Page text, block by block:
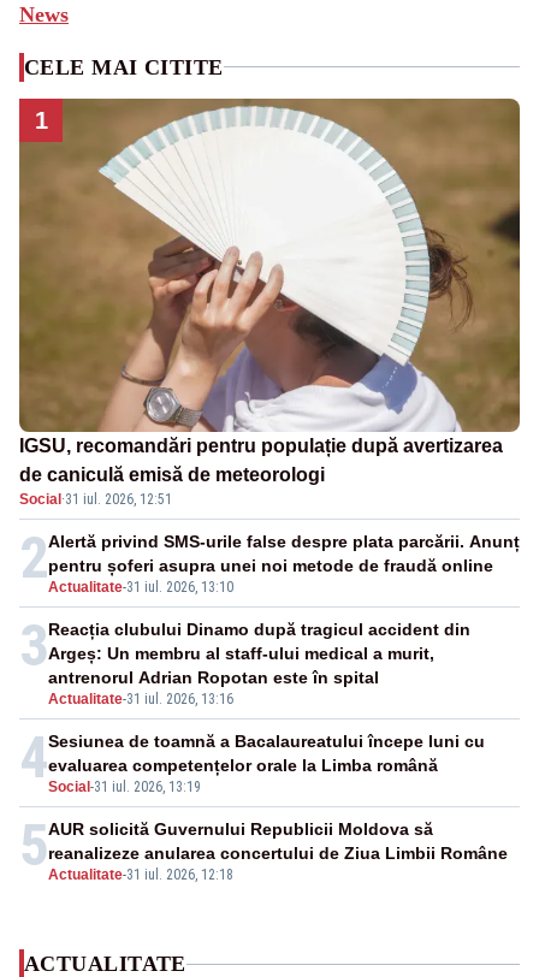
News
CELE MAI CITITE
1
IGSU, recomandări pentru populație după avertizarea
de caniculă emisă de meteorologi
Social ·31 iul. 2026, 12:51
2Actualitate-31 iul. 2026, 13:10
Alertă privind SMS-urile false despre plata parcării. Anunț
pentru șoferi asupra unei noi metode de fraudă online
3
Actualitate-31 iul. 2026, 13:16
Reacția clubului Dinamo după tragicul accident din
Argeș: Un membru al staff-ului medical a murit,
antrenorul Adrian Ropotan este în spital
4Social -31 iul. 2026, 13:19
Sesiunea de toamnă a Bacalaureatului începe luni cu
evaluarea competențelor orale la Limba română
5Actualitate-31 iul. 2026, 12:18
AUR solicită Guvernului Republicii Moldova să
reanalizeze anularea concertului de Ziua Limbii Române
ACTUALITATE